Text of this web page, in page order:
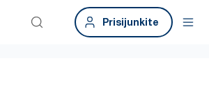
Prisijunkite